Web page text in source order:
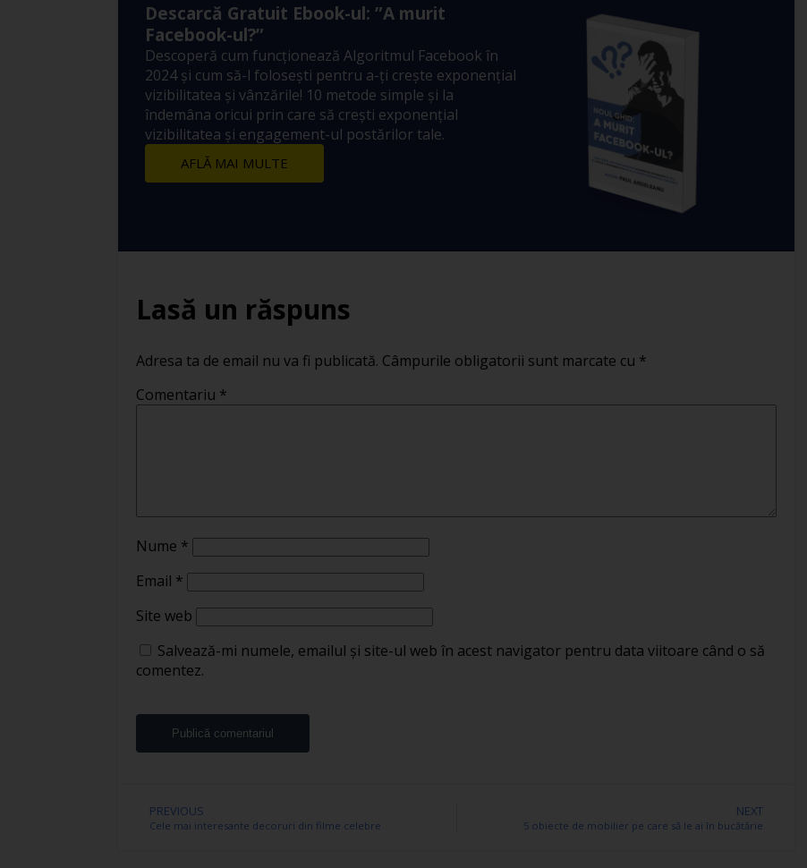
Descarcă Gratuit Ebook-ul: ”A murit
Facebook-ul?”
Descoperă cum funcționează Algoritmul Facebook în
2024 și cum să-l folosești pentru a-ți crește exponențial
vizibilitatea și vânzările! 10 metode simple și la
îndemâna oricui prin care să crești exponențial
vizibilitatea și engagement-ul postărilor tale.
AFLĂ MAI MULTE
Lasă un răspuns
Adresa ta de email nu va fi publicată. Câmpurile obligatorii sunt marcate cu *
Comentariu *
Nume *
Email *
Site web
Salvează-mi numele, emailul și site-ul web în acest navigator pentru data viitoare când o să
comentez.
PREVIOUS
Cele mai interesante decoruri din filme celebre
NEXT
5 obiecte de mobilier pe care să le ai în bucătărie